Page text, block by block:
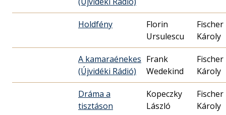
Holdfény
Florin
Ursulescu
Fischer
Károly
A kamaraénekes
(Újvidéki Rádió)
Frank
Wedekind
Fischer
Károly
Dráma a
tisztáson
Kopeczky
László
Fischer
Károly